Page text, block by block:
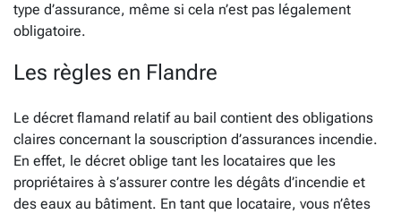
type d’assurance, même si cela n’est pas légalement
obligatoire.
Les règles en Flandre
Le décret flamand relatif au bail contient des obligations
claires concernant la souscription d’assurances incendie.
En effet, le décret oblige tant les locataires que les
propriétaires à s’assurer contre les dégâts d’incendie et
des eaux au bâtiment. En tant que locataire, vous n’êtes